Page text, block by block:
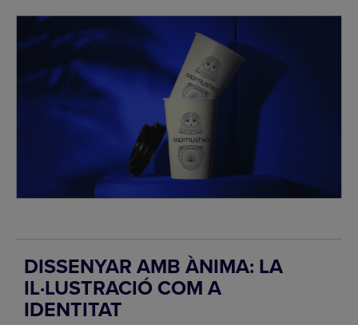
DISSENYAR AMB ÀNIMA: LA
IL·LUSTRACIÓ COM A
IDENTITAT